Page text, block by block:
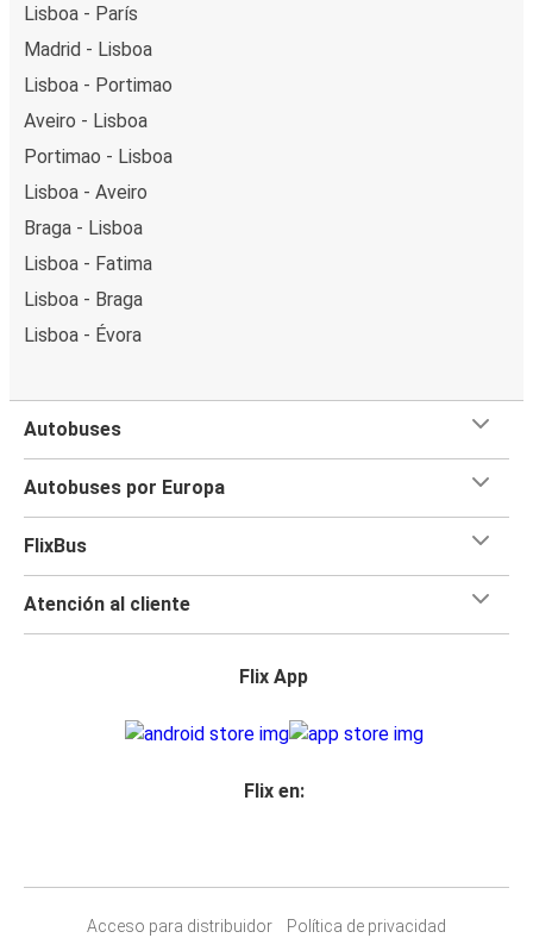
Lisboa - París
Madrid - Lisboa
Lisboa - Portimao
Aveiro - Lisboa
Portimao - Lisboa
Lisboa - Aveiro
Braga - Lisboa
Lisboa - Fatima
Lisboa - Braga
Lisboa - Évora
Autobuses
Autobuses por Europa
FlixBus
Atención al cliente
Flix App
Flix en:
Acceso para distribuidor Política de privacidad